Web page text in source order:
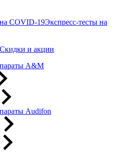
Экспресс-тесты на
Скидки и акции
A&M
Audifon